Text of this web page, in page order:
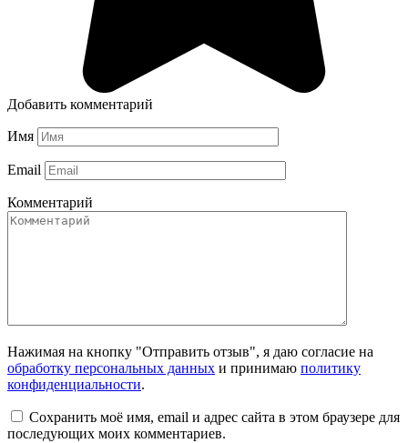
Добавить комментарий
Имя
Email
Комментарий
Нажимая на кнопку "Отправить отзыв", я даю согласие на
обработку персональных данных и принимаю политику
конфиденциальности.
Сохранить моё имя, email и адрес сайта в этом браузере для
последующих моих комментариев.